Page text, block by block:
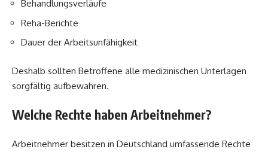
Behandlungsverläufe
Reha-Berichte
Dauer der Arbeitsunfähigkeit
Deshalb sollten Betroffene alle medizinischen Unterlagen
sorgfältig aufbewahren.
Welche Rechte haben Arbeitnehmer?
Arbeitnehmer besitzen in Deutschland umfassende Rechte